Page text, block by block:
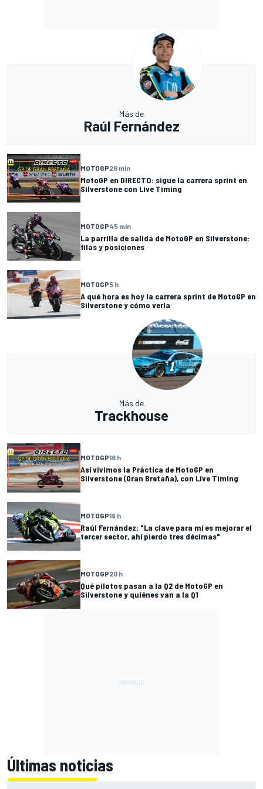
Más de
Raúl Fernández
MOTOGP28 min
MotoGP en DIRECTO: sigue la carrera sprint en
Silverstone con Live Timing
MOTOGP45 min
La parrilla de salida de MotoGP en Silverstone:
filas y posiciones
MOTOGP5 h
A qué hora es hoy la carrera sprint de MotoGP en
Silverstone y cómo verla
Más de
Trackhouse
MOTOGP18 h
Así vivimos la Práctica de MotoGP en
Silverstone (Gran Bretaña), con Live Timing
MOTOGP19 h
Raúl Fernández: "La clave para mí es mejorar el
tercer sector, ahí pierdo tres décimas"
MOTOGP20 h
Qué pilotos pasan a la Q2 de MotoGP en
Silverstone y quiénes van a la Q1
Últimas noticias